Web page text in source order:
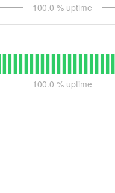
100.0 % uptime
100.0 % uptime